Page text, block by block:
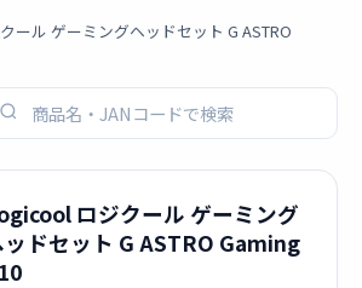
ール ゲーミングヘッドセット G ASTRO
ロジクール ゲーミング
ッドセット G ASTRO Gaming